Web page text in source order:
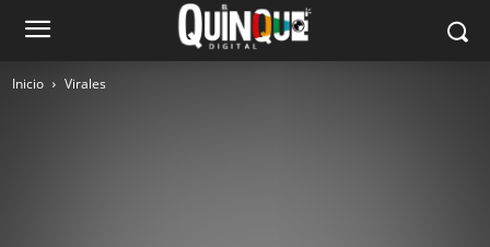
Inicio Virales